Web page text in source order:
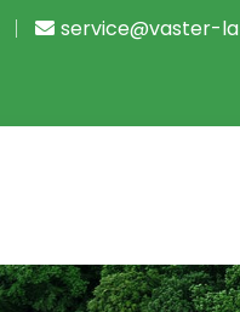
service@vaster-